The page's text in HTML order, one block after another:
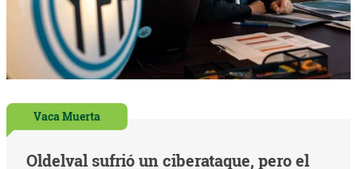
Vaca Muerta
Oldelval sufrió un ciberataque, pero el